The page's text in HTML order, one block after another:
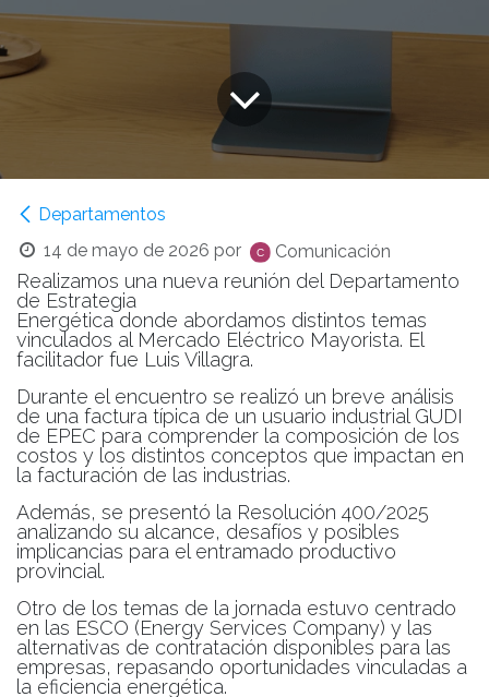
Departamentos
14 de mayo de 2026 por Comunicación
Realizamos una nueva reunión del Departamento
de Estrategia
Energética donde abordamos distintos temas
vinculados al Mercado Eléctrico Mayorista. El
facilitador fue Luis Villagra.
Durante el encuentro se realizó un breve análisis
de una factura típica de un usuario industrial GUDI
de EPEC para comprender la composición de los
costos y los distintos conceptos que impactan en
la facturación de las industrias.
Además, se presentó la Resolución 400/2025
analizando su alcance, desafíos y posibles
implicancias para el entramado productivo
provincial.
Otro de los temas de la jornada estuvo centrado
en las ESCO (Energy Services Company) y las
alternativas de contratación disponibles para las
empresas, repasando oportunidades vinculadas a
la eficiencia energética.